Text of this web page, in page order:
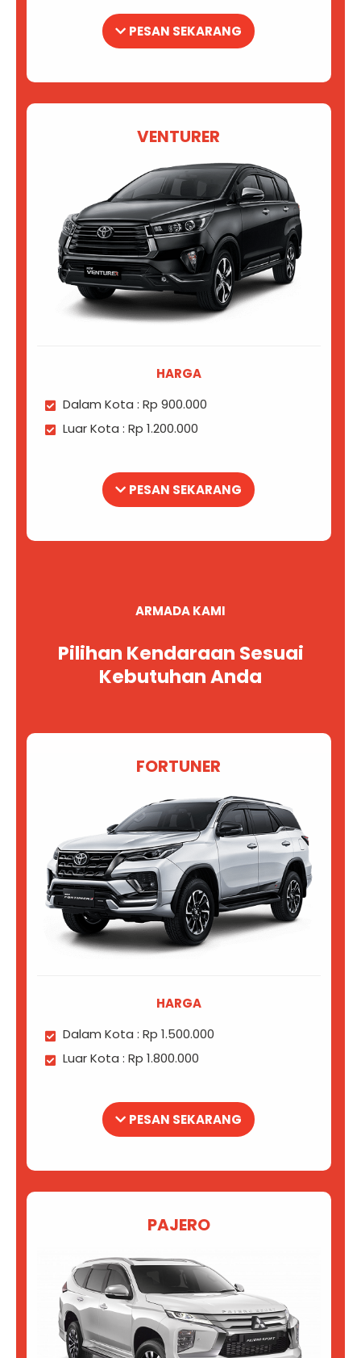
PESAN SEKARANG
VENTURER
HARGA
Dalam Kota : Rp 900.000
Luar Kota : Rp 1.200.000
PESAN SEKARANG
ARMADA KAMI
Pilihan Kendaraan Sesuai
Kebutuhan Anda
FORTUNER
HARGA
Dalam Kota : Rp 1.500.000
Luar Kota : Rp 1.800.000
PESAN SEKARANG
PAJERO